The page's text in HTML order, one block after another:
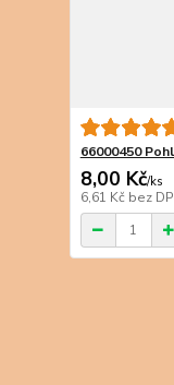
66000450
8,00 Kč/ks
6,61 Kč bez